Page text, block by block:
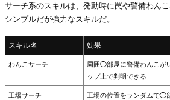
サーチ系のスキルは、発動時に罠や警備わん
シンプルだが強力なスキルだ。
スキル名 効果
わんこサーチ
周囲◯部屋に警備わんこが
ップ上で判明できる
工場サーチ
工場の位置をランダムで◯